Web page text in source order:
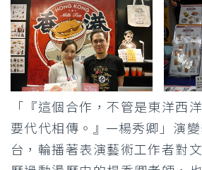
「『這個合作，不管是東洋西
要代代相傳。』—楊秀卿」演
台，輪播著表演藝術工作者對